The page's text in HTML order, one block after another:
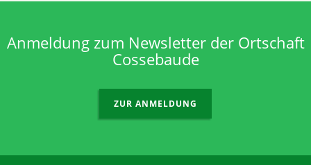
Anmeldung zum Newsletter der Ortschaft
Cossebaude
ZUR ANMELDUNG